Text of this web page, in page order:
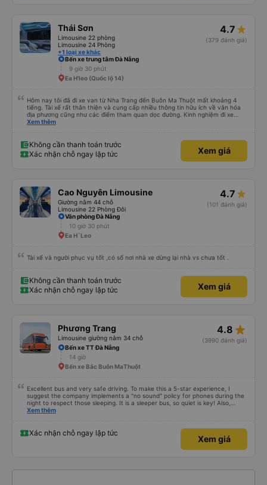
Thái Sơn
Limousine 22 phòng
Limousine 24 Phòng
+1 loại xe khác
4.7
(379 đánh giá)
Bến xe trung tâm Đà Nẵng
9 giờ 30 phút
Ea H'leo (Quốc lộ 14)
Hôm nay tôi đã đi xe van từ Nha Trang đến Buôn Ma Thuột mất khoảng 4
tiếng. Tài xế rất thân thiện và cung cấp nhiều thông tin hữu ích về văn hóa
địa phương cũng như các điểm tham quan dọc đường. Kinh nghiệm đi xe
buýt ở nhiều vùng khác nhau trên khắp Việt Nam trước đây của chúng tôi
gặp. Chúng tôi rất khuyến khích sử dụng dịch vụ vận chuyển của Thai Son.
Xem thêm
Không cần thanh toán trước
Xác nhận chỗ ngay lập tức
Xem giá
Cao Nguyên Limousine
Giường nằm 44 chỗ
Limousine 22 Phòng Đôi
4.7
(101 đánh giá)
Văn phòng Đà Nẵng
10 giờ 30 phút
Ea H`Leo
Tài xế và người phục vụ tốt ,có số nơi nhà xe dừng lại nhà vs chưa tốt .
Không cần thanh toán trước
Xác nhận chỗ ngay lập tức
Xem giá
Phương Trang
Limousine giường nằm 34 chỗ
4.8 star_rate
(3990 đánh giá)
Bến xe TT Đà Nẵng
14 giờ
Bến xe Bắc Buôn MaThuột
Excellent bus and very safe driving. To make this a 5-star experience, I
suggest the company implements a "no sound" policy for phones during the
night to respect those sleeping. It is a sleeper bus, so quiet is key! Also,
please display the Wi-Fi password clearly inside the cabin for convenience. I
quy định rõ ràng về việc giữ im lặng (tắt âm thanh điện thoại) vào ban đêm
để tránh làm phiền hành khách khác ngủ. Ngoài ra, nhà xe nên dán sẵn mật
khẩu Wi-Fi trong xe để hành khách dễ dàng sử dụng. Tôi vẫn sẽ tiếp tục ủng
Xem thêm
Xác nhận chỗ ngay lập tức
Xem giá